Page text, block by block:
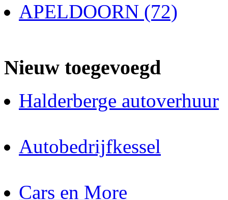
APELDOORN (72)
Nieuw toegevoegd
Halderberge autoverhuur
Autobedrijfkessel
Cars en More